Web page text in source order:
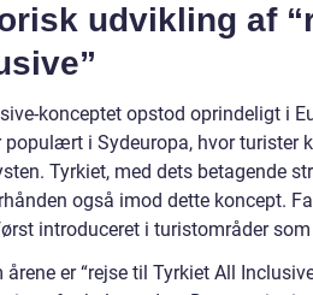
udvikling af
konceptet opstod oprindeligt i
i Sydeuropa, hvor turister
Tyrkiet, med dets betagende
også imod dette koncept.
introduceret i turistområder
årene er “rejse til Tyrkiet All